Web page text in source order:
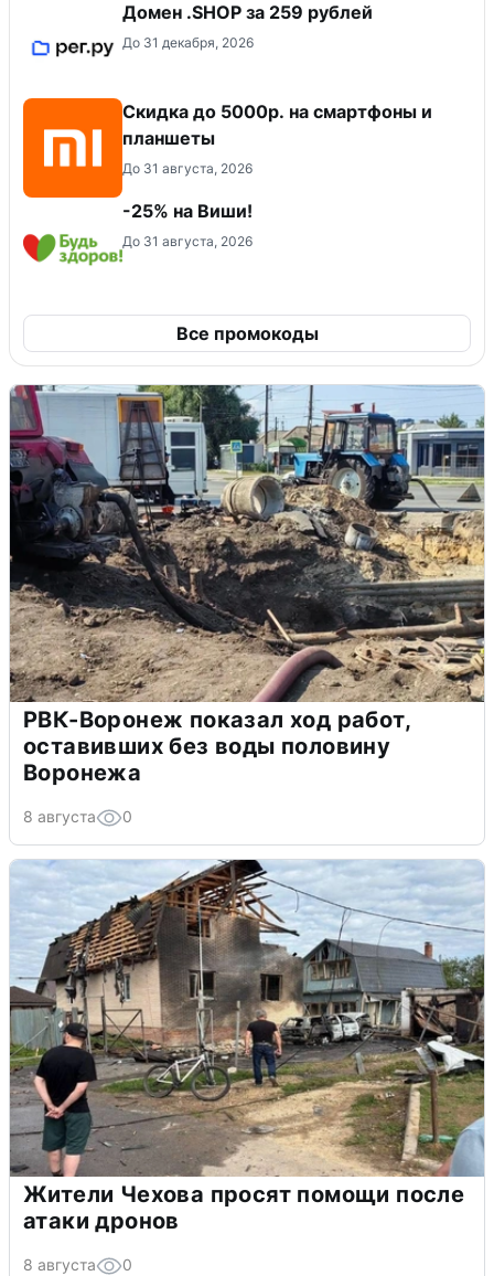
Домен .SHOP за 259 рублей
До 31 декабря, 2026
Скидка до 5000р. на смартфоны и
планшеты
До 31 августа, 2026
-25% на Виши!
До 31 августа, 2026
Все промокоды
РВК-Воронеж показал ход работ,
оставивших без воды половину
Воронежа
8 августа 0
Жители Чехова просят помощи после
атаки дронов
8 августа 0